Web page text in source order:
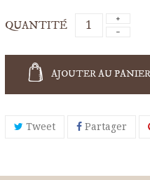
QUANTITÉ
AJOUTER AU PANIER
Tweet Partager